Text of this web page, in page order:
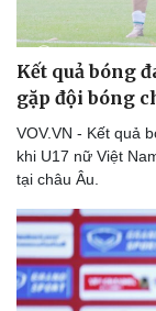
Kết quả bóng
gặp đội bóng
VOV.VN - Kết quả
khi U17 nữ Việt
tại châu Âu.